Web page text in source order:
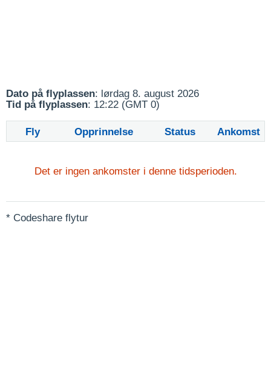
Dato på flyplassen: lørdag 8. august 2026
Tid på flyplassen: 12:22 (GMT 0)
Fly Opprinnelse Status Ankomst
Det er ingen ankomster i denne tidsperioden.
* Codeshare flytur